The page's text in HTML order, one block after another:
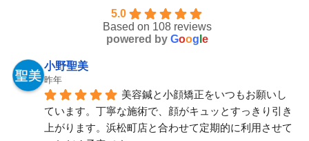
5.0
Based on 108 reviews
powered by Goog e
小野聖美
昨年
美容鍼と小顔矯正をいつもお願いし
ています。丁寧な施術で、顔がキュッとすっきり引き
上がります。浜松町店と合わせて定期的に利用させて